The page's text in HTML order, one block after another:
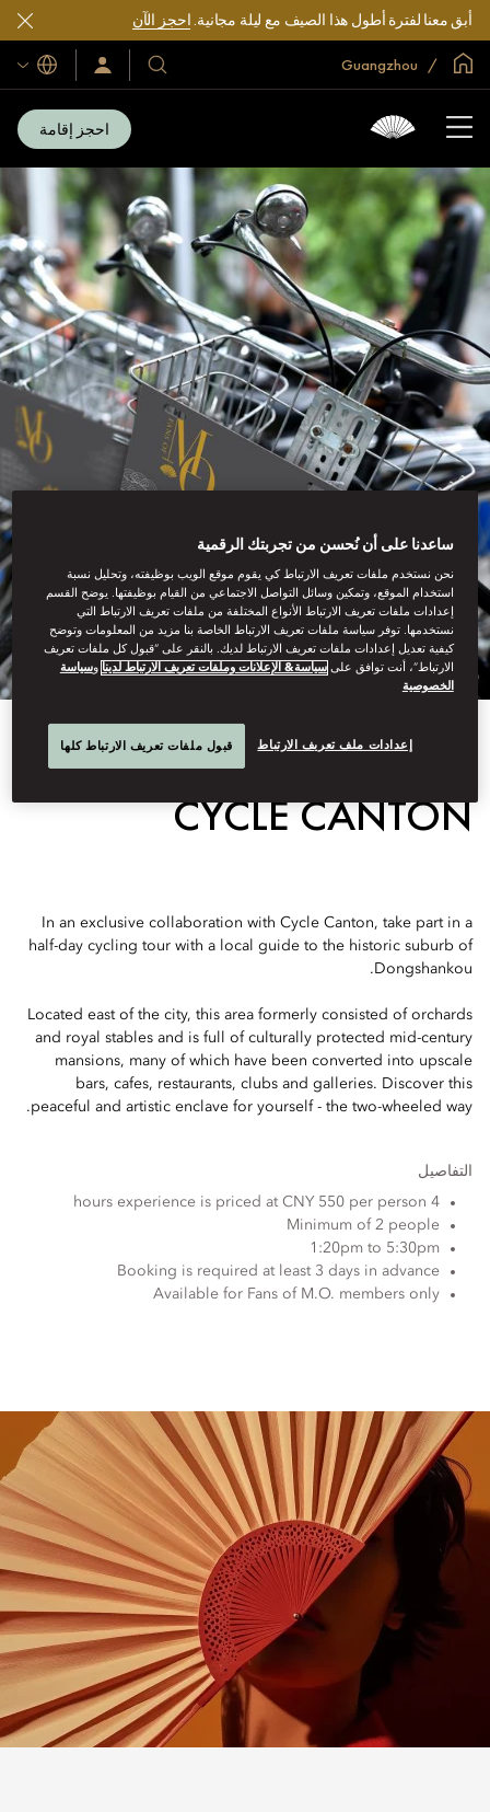
أبق معنا لفترة أطول هذا الصيف مع ليلة مجانية.احجز الآن
الصفحة الرئيسية العالمية
فنادقنا
ومنتجعاتنا
سجّل
الدخول/
اللغات
احجز إقامة
View All
CYCLE CANTON
In an exclusive collaboration with Cycle Canton, take part in a
half-day cycling tour with a local guide to the historic suburb of
Dongshankou.
Located east of the city, this area formerly consisted of orchards
and royal stables and is full of culturally protected mid-century
mansions, many of which have been converted into upscale
bars, cafes, restaurants, clubs and galleries. Discover this
peaceful and artistic enclave for yourself - the two-wheeled way.
التفاصيل
4 hours experience is priced at CNY 550 per person
Minimum of 2 people
1:20pm to 5:30pm
Booking is required at least 3 days in advance
Available for Fans of M.O. members only
ساعدنا على أن نُحسن من تجربتك الرقمية
نحن نستخدم ملفات تعريف الارتباط كي يقوم موقع الويب بوظيفته، وتحليل نسبة
استخدام الموقع، وتمكين وسائل التواصل الاجتماعي من القيام بوظيفتها. يوضح القسم
إعدادات ملفات تعريف الارتباط الأنواع المختلفة من ملفات تعريف الارتباط التي
نستخدمها. توفر سياسة ملفات تعريف الارتباط الخاصة بنا مزيد من المعلومات وتوضح
كيفية تعديل إعدادات ملفات تعريف الارتباط لديك. بالنقر على “قبول كل ملفات تعريف
الارتباط”، أنت توافق علىسياسة& الإعلانات وملفات تعريف الارتباط لدينا وسياسة
الخصوصية
إعدادات ملف تعريف الارتباط قبول ملفات تعريف الارتباط كلها